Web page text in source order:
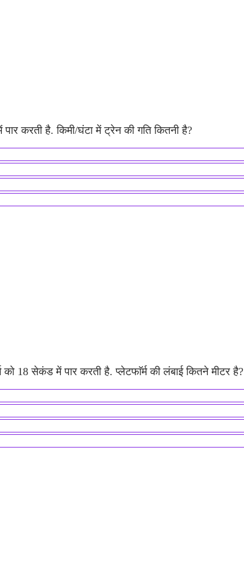
करती है. किमी/घंटा में ट्रेन की गति कितनी है?
18 सेकंड में पार करती है. प्लेटफाॅर्म की लंबाई कितने मीटर है?